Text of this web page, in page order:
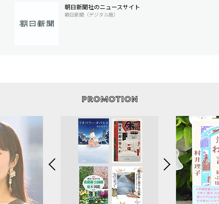
朝日新聞社のニュースサイト
朝日新聞（デジタル版）